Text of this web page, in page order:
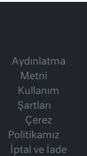
Aydınlatma
Metni
Kullanım
Şartları
Çerez
Politikamız
İptal ve İade